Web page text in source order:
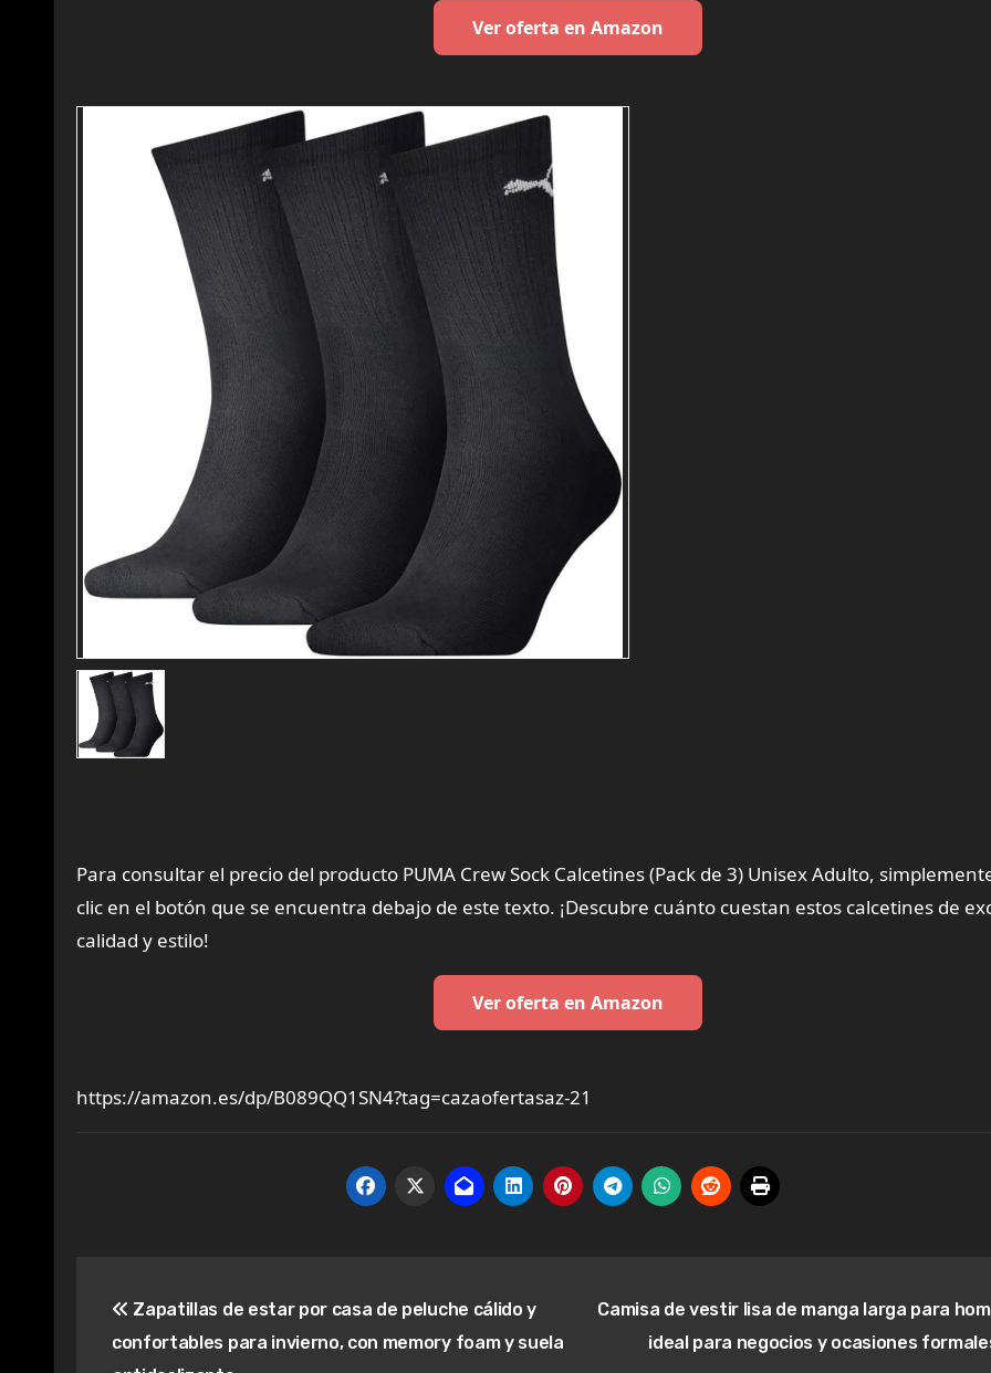
Ver oferta en Amazon
Para consultar el precio del producto PUMA Crew Sock Calcetines (Pack de 3) Unisex Adulto,
clic en el botón que se encuentra debajo de este texto. ¡Descubre cuánto cuestan estos calcetines de
calidad y estilo!
Ver oferta en Amazon
https://amazon.es/dp/B089QQ1SN4?tag=cazaofertasaz-21
de
Zapatillas de estar por casa de peluche cálido y
confortables para invierno, con memory foam y suela
Camisa de vestir lisa de manga larga para
ideal para negocios y ocasiones